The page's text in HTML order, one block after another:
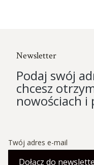
Newsletter
Podaj swój
chcesz
nowościach i
Twój adres e-mail
Dołącz do